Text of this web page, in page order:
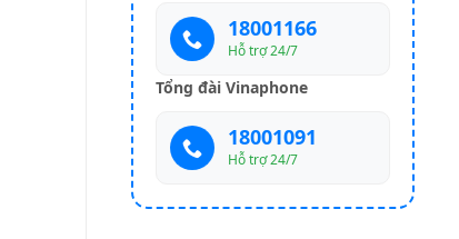
18001166
Hỗ trợ 24/7
Tổng đài Vinaphone
18001091
Hỗ trợ 24/7